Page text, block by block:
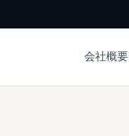
会社概要